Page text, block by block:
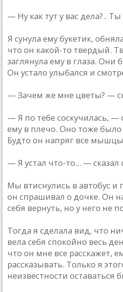
— Ну как тут у вас дела?.. Ты
Я сунула ему букетик,
что он какой-то твердый.
заглянула ему в глаза. Они
Он устало улыбался и
— Зачем же мне цветы? —
— Я по тебе соскучилась, —
ему в плечо. Оно тоже было
Будто он напряг все
— Я устал что-то... —
Мы втиснулись в автобус и
он спрашивал о дочке. Он
себя вернуть, но у него не
Тогда я сделала вид, что
вела себя спокойно весь
что он мне все расскажет,
рассказывать. Только я
неизвестности оставаться